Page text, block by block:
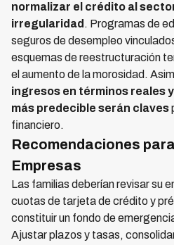
normalizar el crédito al
irregularidad . Programas de
seguros de desempleo
esquemas de reestructuración
el aumento de la morosidad.
ingresos en términos reales
más predecible serán claves
financiero.
Recomendaciones
Empresas
Las familias deberían revisar su
cuotas de tarjeta de crédito y
constituir un fondo de
Ajustar plazos y tasas,